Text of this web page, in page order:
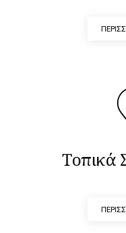
Τοπικά